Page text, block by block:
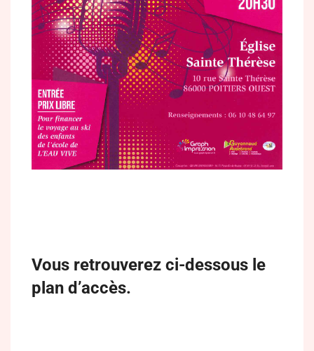
Vous retrouverez ci-dessous le
plan d’accès.